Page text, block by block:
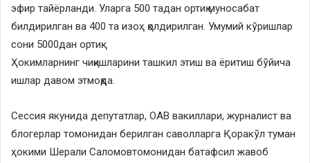
эфир тайёрланди. Уларга 500 тадан ортиқ муносабат
билдирилган ва 400 та изоҳ қолдирилган. Умумий кўришлар
сони 5000дан ортиқ.
Ҳокимларнинг чиқишларини ташкил этиш ва ёритиш бўйича
ишлар давом этмоқда.
Сессия якунида депутатлар, ОАВ вакиллари, журналист ва
блогерлар томонидан берилган саволларга Қоракўл туман
ҳокими Шерали Саломовтомонидан батафсил жавоб